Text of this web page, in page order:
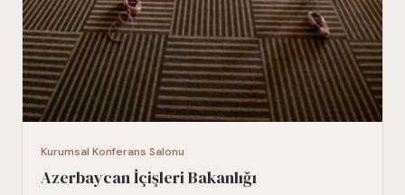
Kurumsal Konferans Salonu
Azerbaycan İçişleri Bakanlığı